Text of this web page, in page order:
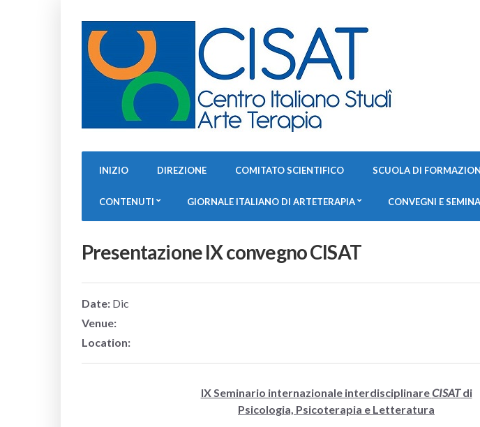
INIZIO DIREZIONE COMITATO SCIENTIFICO SCUOLA DI
CONTENUTI GIORNALE ITALIANO DI ARTETERAPIA CONVEGNI E
Presentazione IX convegno CISAT
Date: Dic
Venue:
Location:
IX Seminario internazionale interdisciplinareCISATdi
Psicologia, Psicoterapia e Letteratura